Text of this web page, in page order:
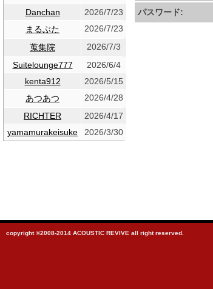
パスワード:
Danchan
2026/7/23
まるぶた
2026/7/23
蒐集院
2026/7/3
Suitelounge777
2026/6/4
kenta912
2026/5/15
あつあつ
2026/4/28
RICHTER
2026/4/17
yamamurakeisuke
2026/3/30
copyright ©2008-2014 ACOUSTIC REVIVE all right reserved.